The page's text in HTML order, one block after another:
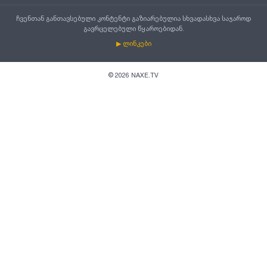
ჩვენთან განთავსებული კონტენტი გაზიარებულია სხვადასხვა საჯაროდ
გავრცელებული წყაროებიდან.
▶ ლინკები
© 2026 NAXE.TV